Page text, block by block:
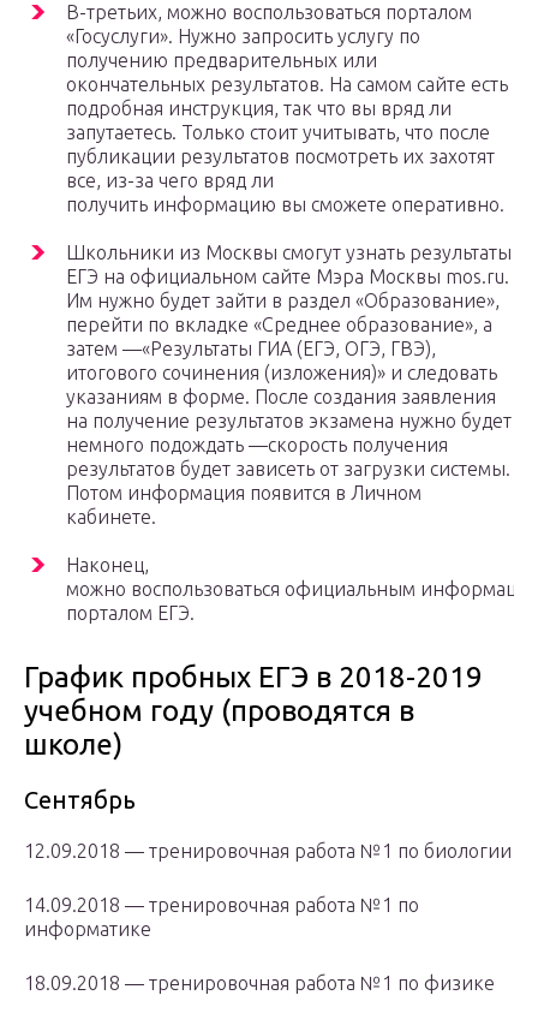
В-третьих, можно воспользоваться порталом
«Госуслуги». Нужно запросить услугу по
получению предварительных или
окончательных результатов. На самом сайте есть
подробная инструкция, так что вы вряд ли
запутаетесь. Только стоит учитывать, что после
публикации результатов посмотреть их захотят
все, из-за чего вряд ли
получить информацию вы сможете оперативно.
Школьники из Москвы смогут узнать результаты
ЕГЭ на официальном сайте Мэра Москвы mos.ru.
Им нужно будет зайти в раздел «Образование»,
перейти по вкладке «Среднее образование», а
затем —«Результаты ГИА (ЕГЭ, ОГЭ, ГВЭ),
итогового сочинения (изложения)» и следовать
указаниям в форме. После создания заявления
на получение результатов экзамена нужно будет
немного подождать —скорость получения
результатов будет зависеть от загрузки системы.
Потом информация появится в Личном
кабинете.
Наконец,
можно воспользоваться официальным
порталом ЕГЭ.
График пробных ЕГЭ в 2018-2019
учебном году (проводятся в
школе)
Сентябрь
12.09.2018 — тренировочная работа №1 по биологии
14.09.2018 — тренировочная работа №1 по
информатике
18.09.2018 — тренировочная работа №1 по физике